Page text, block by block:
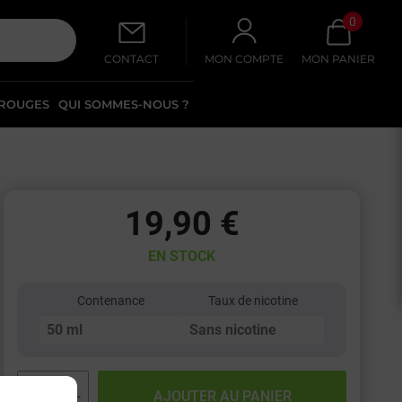
CONTACT
QUI SOMMES-NOUS ?
MON COMPTE
0
MON PANIER
19,90 €
EN STOCK
Contenance Taux de nicotine
+ AJOUTER AU PANIER